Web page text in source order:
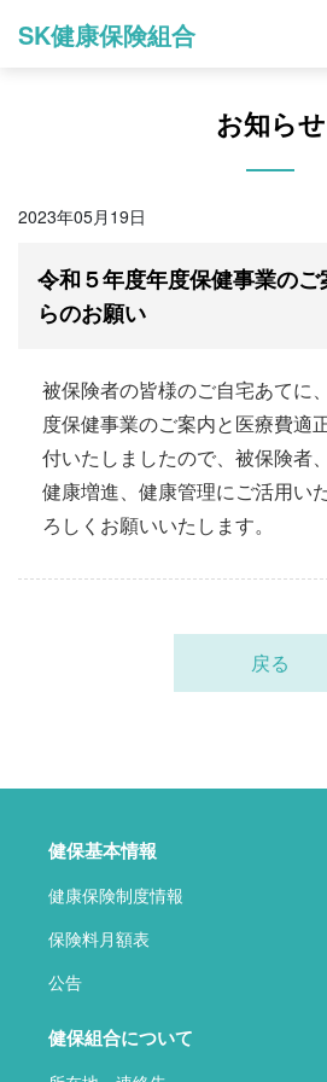
SK健康保険組合
お知らせ
2023年05月19日
令和５年度年度保健事業の
らのお願い
被保険者の皆様のご自宅あてに
度保健事業のご案内と医療費適
付いたしましたので、被保険者
健康増進、健康管理にご活用い
ろしくお願いいたします。
戻る
健保基本情報
健康保険制度情報
保険料月額表
公告
健保組合について